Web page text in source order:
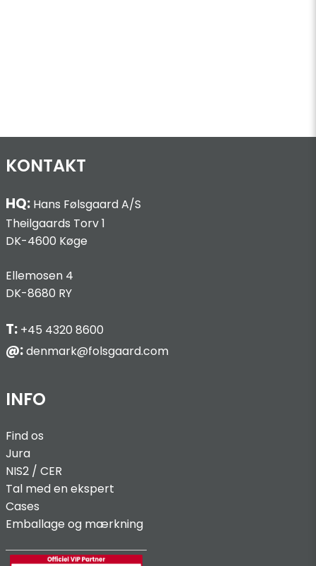
KONTAKT
HQ: Hans Følsgaard A/S
Theilgaards Torv 1
DK-4600 Køge
Ellemosen 4
DK-8680 RY
T: +45 4320 8600
@:denmark@folsgaard.com
INFO
Find os
Jura
NIS2 / CER
Tal med en ekspert
Cases
Emballage og mærkning